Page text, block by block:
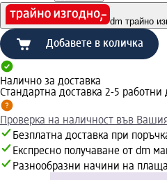
dm трайно
Добавете в количка
Налично за доставка
Стандартна доставка 2-5 работни
Проверка на наличност във
Безплатна доставка при
Експресно получаване от dm
Разнообразни начини на